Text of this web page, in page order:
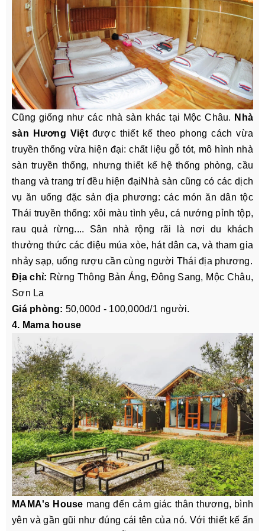
Cũng giống như các nhà sàn khác tại Mộc Châu. Nhà
sàn Hương Việtđược thiết kế theo phong cách vừa
truyền thống vừa hiện đại: chất liệu gỗ tót, mô hình nhà
sàn truyền thống, nhưng thiết kế hệ thống phòng, cầu
thang và trang trí đều hiện đạiNhà sàn cũng có các dịch
vụ ăn uống đặc sản địa phương: các món ăn dân tộc
Thái truyền thống: xôi màu tình yêu, cá nướng pỉnh tộp,
rau quả rừng.... Sân nhà rộng rãi là nơi du khách
thưởng thức các điệu múa xòe, hát dân ca, và tham gia
nhảy sạp, uống rượu cần cùng người Thái địa phương.
Địa chỉ: Rừng Thông Bản Áng, Đông Sang, Mộc Châu,
Sơn La
Giá phòng: 50,000đ - 100,000đ/1 người.
4. Mama house
MAMA's House mang đến cảm giác thân thương, bình
yên và gần gũi như đúng cái tên của nó. Với thiết kế ấn